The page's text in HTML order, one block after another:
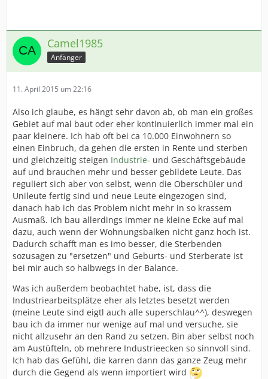
Camel1985
Anfänger
11. April 2015 um 22:16
Also ich glaube, es hängt sehr davon ab, ob man ein großes
Gebiet auf mal baut oder eher kontinuierlich immer mal ein
paar kleinere. Ich hab oft bei ca 10.000 Einwohnern so
einen Einbruch, da gehen die ersten in Rente und sterben
und gleichzeitig steigen Industrie- und Geschäftsgebäude
auf und brauchen mehr und besser gebildete Leute. Das
reguliert sich aber von selbst, wenn die Oberschüler und
Unileute fertig sind und neue Leute eingezogen sind,
danach hab ich das Problem nicht mehr in so krassem
Ausmaß. Ich bau allerdings immer ne kleine Ecke auf mal
dazu, auch wenn der Wohnungsbalken nicht ganz hoch ist.
Dadurch schafft man es imo besser, die Sterbenden
sozusagen zu "ersetzen" und Geburts- und Sterberate ist
bei mir auch so halbwegs in der Balance.
Was ich außerdem beobachtet habe, ist, dass die
Industriearbeitsplätze eher als letztes besetzt werden
(meine Leute sind eigtl auch alle superschlau^^), deswegen
bau ich da immer nur wenige auf mal und versuche, sie
nicht allzusehr an den Rand zu setzen. Bin aber selbst noch
am Austüfteln, ob mehrere Industrieecken so sinnvoll sind.
Ich hab das Gefühl, die karren dann das ganze Zeug mehr
durch die Gegend als wenn importiert wird